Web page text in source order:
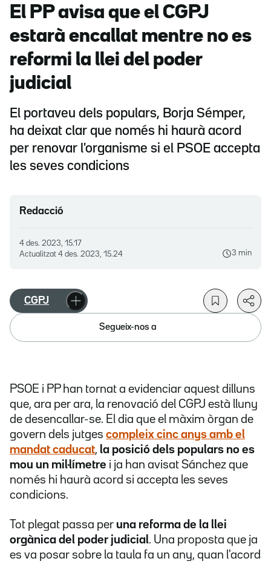
El PP avisa que el CGPJ
estarà encallat mentre no es
reformi la llei del poder
judicial
El portaveu dels populars, Borja Sémper,
ha deixat clar que només hi haurà acord
per renovar l'organisme si el PSOE accepta
les seves condicions
Redacció
4 des. 2023, 15.17
Actualitzat 4 des. 2023, 15.24 3 min
CGPJ
Segueix-nos a
PSOE i PP han tornat a evidenciar aquest dilluns
que, ara per ara, la renovació del CGPJ està lluny
de desencallar-se. El dia que el màxim òrgan de
govern dels jutges compleix cinc anys amb el
mandat caducat, la posició dels populars no es
mou un mil·límetre i ja han avisat Sánchez que
només hi haurà acord si accepta les seves
condicions.
Tot plegat passa per una reforma de la llei
orgànica del poder judicial. Una proposta que ja
es va posar sobre la taula fa un any, quan l'acord